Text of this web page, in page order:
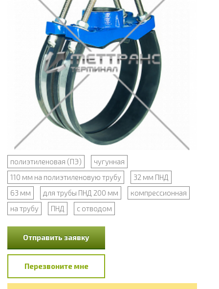
полиэтиленовая (ПЭ)
чугунная
110 мм на полиэтиленовую трубу
32 мм ПНД
63 мм
для трубы ПНД 200 мм
компрессионная
на трубу
ПНД с отводом
Отправить заявку
Перезвоните мне